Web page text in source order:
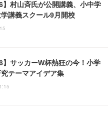
】村山斉氏が公開講義、小中学
講義スクール9月開校
】サッカーW杯熱狂の今！小学
テーマアイデア集